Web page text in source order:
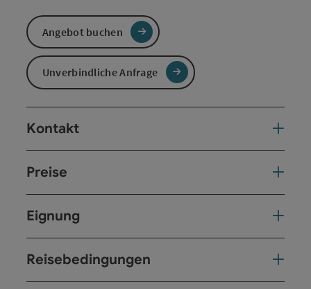
Angebot buchen
Unverbindliche Anfrage
Kontakt
Preise
Eignung
Reisebedingungen